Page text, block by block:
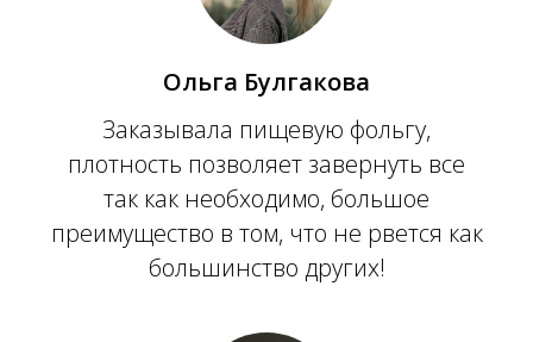
Ольга Булгакова
Заказывала пищевую фольгу,
плотность позволяет завернуть все
так как необходимо, большое
преимущество в том, что не рвется как
большинство других!